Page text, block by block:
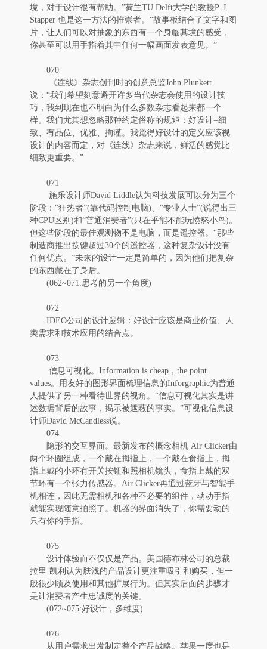
境，对于设计很有帮助。”荷兰TU Delft大学的教授P. J.
Stapper 也是这一方法的推崇者。“故事板结合了文字和图
片，让人们可以对抽象的东西有一个身临其境的感受，
你甚至可以用手指着其中任何一幅画面发表意见。”
070
《连线》杂志创刊时的创意总监John Plunkett
说：“我们希望刻意避开许多当代杂志会使用的设计技
巧，我到现在也不明白为什么多数杂志看起来都一个
样。我们尤其想忽略那种约定俗称的规矩：好设计=细
致、有品位、优雅、拘谨。我觉得好设计的定义应该视
设计的内容而定，对《连线》杂志来说，鲜活的感觉比
细致更重要。”
071
施乐设计师David Liddle认为科技发展可以分为三个
阶段：“狂热者”(靠代码控制电脑)、“专业人士”(说得出三
种CPU区别)和“普通消费者”(只在乎能不能玩愤怒小鸟)。
但这些阶段的最佳观测物不是电脑，而是遥控器。“那些
制造商推出按键超过30个的遥控器，这种复杂设计没有
任何优点。”未来的设计一定是简单的，因为他们把复杂
的东西藏在了身后。
(062~071:思考的另一个角度)
072
IDEO公司的设计逻辑：好设计应该是商业价值、人
类需求和技术应用的结合点。
073
信息可视化。Information is cheap，the point
values。用友好的图形界面梳理信息的Inforgraphic为普通
人提供了另一种看待世界的视角。“信息可视化其实是讲
述数据背后的故事，揭示被遮蔽的事实。”可视化信息设
计师David McCandless说。
074
隐形的交互界面。最新发布的概念相机 Air Clicker由
两个环圈组成，一个戴在拇指上，一个戴在食指上，拇
指上戴的小环有开关按钮和照相机镜头，食指上戴的双
节环有一个张力传感器。Air Clicker再通过蓝牙与智能手
机相连，因此无需相机和各种不必要的组件，动动手指
就能实现随意拍照了。机器的界面消失了，你需要动的
只有你的手指。
075
设计体验而不仅仅是产品。美国德布林公司的总裁
拉里·凯利认为肤浅的产品设计更注重吸引和购买，但一
般很少顾及使用和其他扩展行为。但其实后面的步骤才
是让消费者产生忠诚度的关键。
(072~075:好设计，多维度)
076
从用户需求出发制定整个产品战略。苹果一度也是